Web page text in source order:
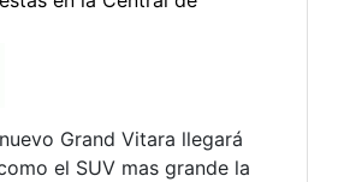
Grand Vitara llegará
el SUV mas grande la